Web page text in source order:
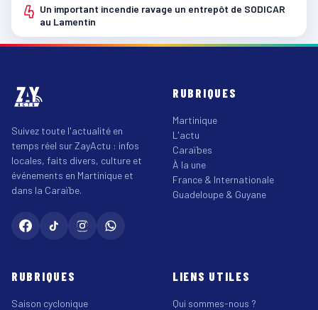
4 Un important incendie ravage un entrepôt de SODICAR
au Lamentin
Suivez toute l'actualité en
temps réel sur ZayActu : infos
locales, faits divers, culture et
événements en Martinique et
dans la Caraïbe.
RUBRIQUES
Martinique
L'actu
Caraïbes
À la une
France & Internationale
Guadeloupe & Guyane
RUBRIQUES
Saison cyclonique
LIENS UTILES
Qui sommes-nous ?